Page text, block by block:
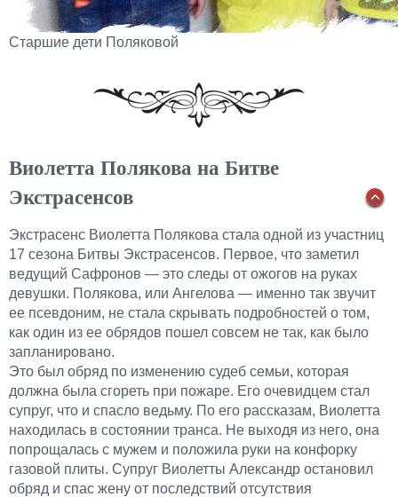
Старшие дети Поляковой
Виолетта Полякова на Битве
Экстрасенсов
Экстрасенс Виолетта Полякова стала одной из участниц
17 сезона Битвы Экстрасенсов. Первое, что заметил
ведущий Сафронов — это следы от ожогов на руках
девушки. Полякова, или Ангелова — именно так звучит
ее псевдоним, не стала скрывать подробностей о том,
как один из ее обрядов пошел совсем не так, как было
запланировано.
Это был обряд по изменению судеб семьи, которая
должна была сгореть при пожаре. Его очевидцем стал
супруг, что и спасло ведьму. По его рассказам, Виолетта
находилась в состоянии транса. Не выходя из него, она
попрощалась с мужем и положила руки на конфорку
газовой плиты. Супруг Виолетты Александр остановил
обряд и спас жену от последствий отсутствия